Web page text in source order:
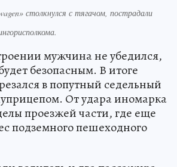
столкнулся с тягачом, пострадали
мужчина не убедился,
безопасным. В итоге
в попутный седельный
От удара иномарка
проезжей части, где еще
подземного пешеходного